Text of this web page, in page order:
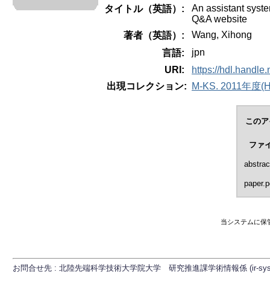
タイトル（英語）:
An assistant
Q&A website
著者（英語）:
Wang, Xihong
言語:
jpn
URI:
https://
出現コレクション:
M-KS. 2011年度
この
ファ
当システムに保
お問合せ先 : 北陸先端科学技術大学院大学 研究推進課学術情報係 (ir-